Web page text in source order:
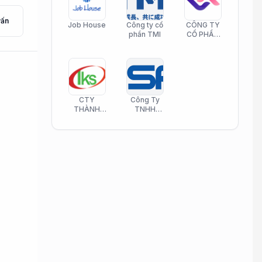
Job House
Công ty cổ
phần TMI
CÔNG TY
CỔ PHẦN
CTY
THÀNH
PHAMATECH
Công Ty
TNHH
Phần Mềm